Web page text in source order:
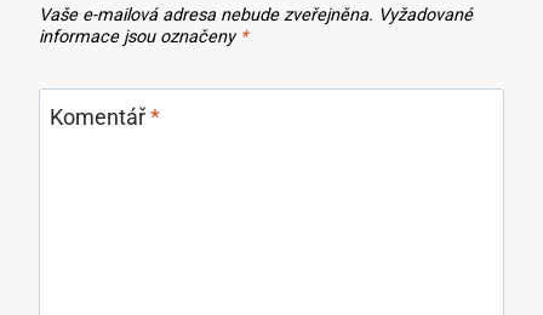
Vaše e-mailová adresa nebude zveřejněna. Vyžadované
informace jsou označeny *
Komentář*